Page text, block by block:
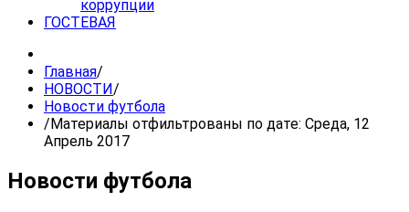
коррупции
ГОСТЕВАЯ
Главная/
НОВОСТИ/
Новости футбола
/ Материалы отфильтрованы по дате: Среда, 12
Апрель 2017
Новости футбола